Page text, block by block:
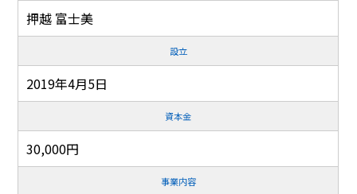
押越 富士美
設立
2019年4月5日
資本金
30,000円
事業内容